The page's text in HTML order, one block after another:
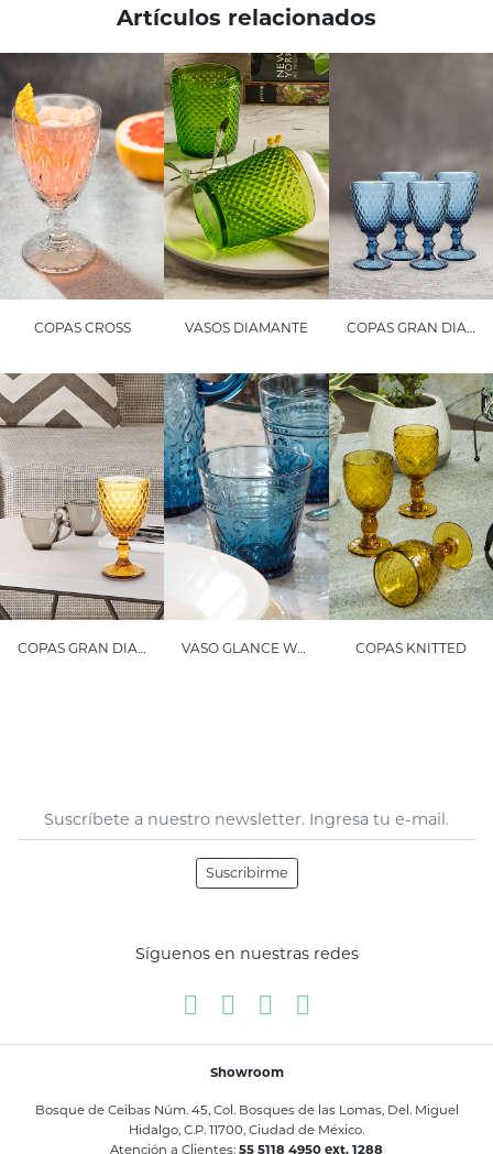
Artículos relacionados
COPAS CROSS VASOS DIAMANTE COPAS GRAN DIAMANTE
COPAS GRAN DIAMANTE VASO GLANCE WATER COPAS KNITTED
Suscribirme
Síguenos en nuestras redes
Showroom
Bosque de Ceibas Núm. 45, Col. Bosques de las Lomas, Del. Miguel
Hidalgo, C.P. 11700, Ciudad de México.
Atención a Clientes: 55 5118 4950 ext. 1288